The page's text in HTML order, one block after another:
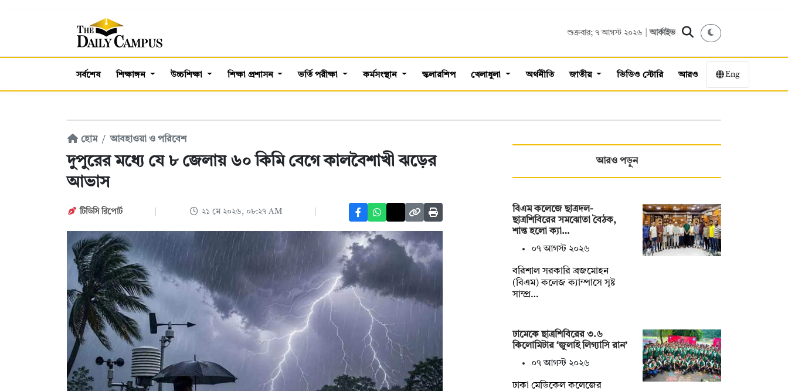
শুক্রবার; ৭ আগস্ট ২০২৬ |আর্কাইভ
সর্বশেষ শিক্ষাঙ্গন উচ্চশিক্ষা শিক্ষা প্রশাসন ভর্তি পরীক্ষা কর্মসংস্থান স্কলারশিপ খেলাধুলা অর্থনীতি জাতীয় ভিডিও স্টোরি আরও Eng
হোম আবহাওয়া ও পরিবেশ
দুপুরের মধ্যে যে ৮ জেলায় ৬০ কিমি বেগে কালবৈশাখী ঝড়ের
আভাস
টিডিসি রিপোর্ট ২১ মে ২০২৬, ০৮:২৭ AM
আরও পড়ুন
বিএম কলেজে ছাত্রদল-
ছাত্রশিবিরের সমঝোতা বৈঠক,
শান্ত হলো ক্যা…
০৭ আগস্ট ২০২৬
বরিশাল সরকারি ব্রজমোহন
(বিএম) কলেজ ক্যাম্পাসে সৃষ্ট
সাম্প্র…
ঢামেকে ছাত্রশিবিরের ৩.৬
কিলোমিটার ‘জুলাই লিগ্যাসি রান’
০৭ আগস্ট ২০২৬
ঢাকা মেডিকেল কলেজের